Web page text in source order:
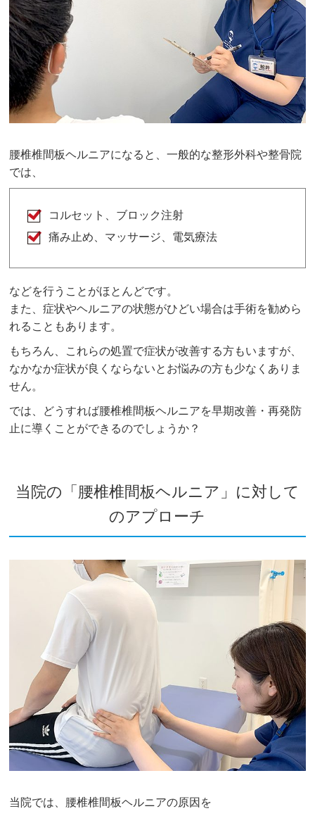
腰椎椎間板ヘルニアになると、一般的な整形外科や整骨院
では、
コルセット、ブロック注射
痛み止め、マッサージ、電気療法
などを行うことがほとんどです。
また、症状やヘルニアの状態がひどい場合は手術を勧めら
れることもあります。
もちろん、これらの処置で症状が改善する方もいますが、
なかなか症状が良くならないとお悩みの方も少なくありま
せん。
では、どうすれば腰椎椎間板ヘルニアを早期改善・再発防
止に導くことができるのでしょうか？
当院の「腰椎椎間板ヘルニア」に対して
のアプローチ
当院では、腰椎椎間板ヘルニアの原因を